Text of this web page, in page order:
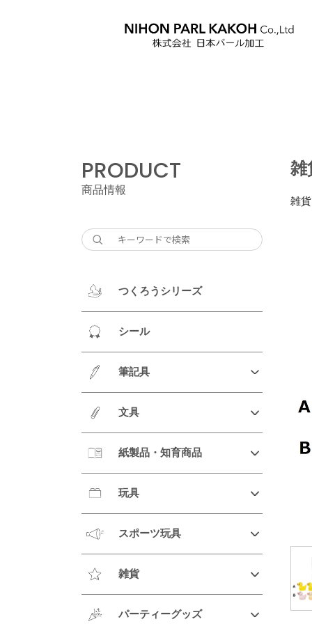
PRODUCT
商品情報
つくろうシリーズ
シール
筆記具
文具
紙製品・知育商品
玩具
スポーツ玩具
雑貨
パーティーグッズ
雑
雑貨